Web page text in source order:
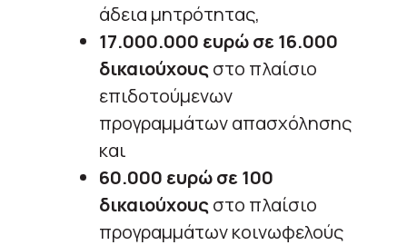
άδεια μητρότητας,
17.000.000 ευρώ σε 16.000
δικαιούχουςστο πλαίσιο
επιδοτούμενων
προγραμμάτων απασχόλησης
και
60.000 ευρώ σε 100
δικαιούχουςστο πλαίσιο
προγραμμάτων κοινωφελούς